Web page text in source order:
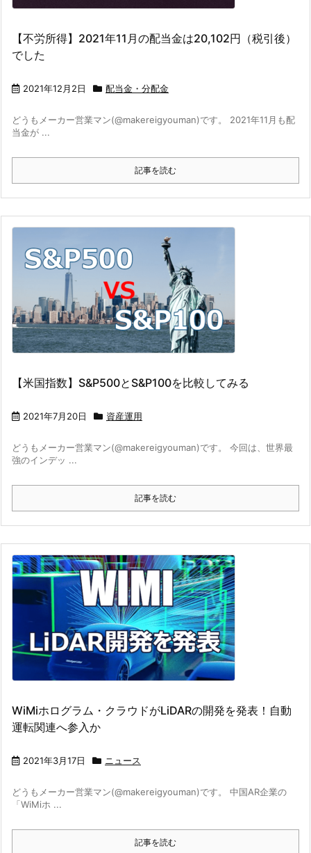
【不労所得】2021年11月の配当金は20,102円（税引後）
でした
2021年12月2日 配当金・分配金
どうもメーカー営業マン(@makereigyouman)です。 2021年11月も配
当金が ...
記事を読む
【米国指数】S&P500とS&P100を比較してみる
2021年7月20日 資産運用
どうもメーカー営業マン(@makereigyouman)です。 今回は、世界最
強のインデッ ...
記事を読む
WiMiホログラム・クラウドがLiDARの開発を発表！自動
運転関連へ参入か
2021年3月17日 ニュース
どうもメーカー営業マン(@makereigyouman)です。 中国AR企業の
「WiMiホ ...
記事を読む